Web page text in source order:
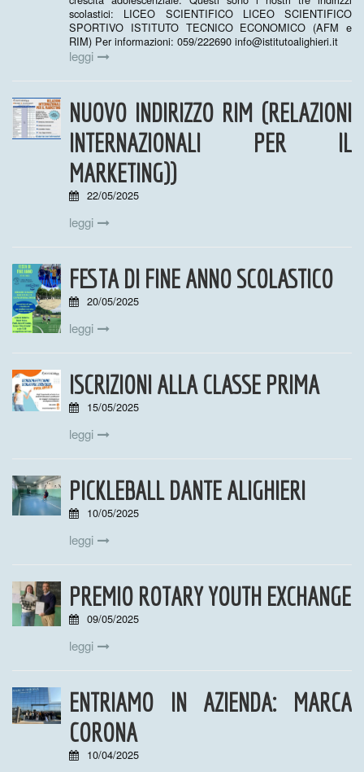
scolastici: LICEO SCIENTIFICO LICEO SCIENTIFICO
SPORTIVO ISTITUTO TECNICO ECONOMICO (AFM e
RIM) Per informazioni: 059/222690 info@istitutoalighieri.it
leggi
NUOVO INDIRIZZO RIM (RELAZIONI
INTERNAZIONALI PER IL
MARKETING))
22/05/2025
leggi
FESTA DI FINE ANNO SCOLASTICO
20/05/2025
leggi
ISCRIZIONI ALLA CLASSE PRIMA
15/05/2025
leggi
PICKLEBALL DANTE ALIGHIERI
10/05/2025
leggi
PREMIO ROTARY YOUTH EXCHANGE
09/05/2025
leggi
ENTRIAMO IN AZIENDA: MARCA
CORONA
10/04/2025